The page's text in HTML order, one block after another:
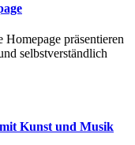
präsentieren
selbstverständlich
Kunst und Musik